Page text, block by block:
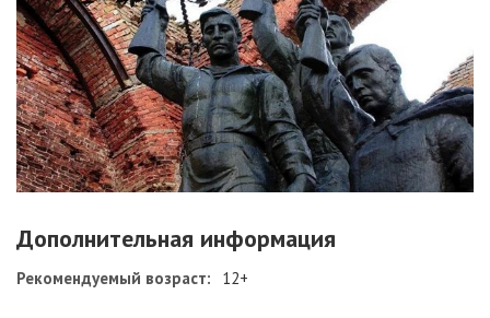
Дополнительная информация
Рекомендуемый возраст: 12+